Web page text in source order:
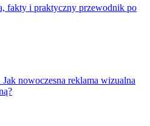
fakty i praktyczny przewodnik po
nowoczesna reklama wizualna